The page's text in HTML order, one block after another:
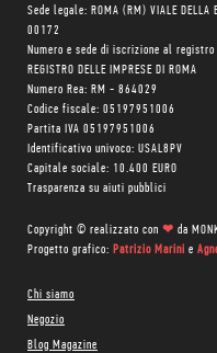
Sede legale: ROMA (RM) VIALE DELLA
00172
Numero e sede di iscrizione al
REGISTRO DELLE IMPRESE DI ROMA
Numero Rea: RM - 864029
Codice fiscale: 05197951006
Partita IVA 05197951006
Identificativo univoco: USAL8PV
Capitale sociale: 10.400 EURO
Trasparenza su aiuti pubblici
Copyright © realizzato con ❤ da
Progetto grafico: Patrizio Marini e
Chi siamo
Negozio
Blog Magazine